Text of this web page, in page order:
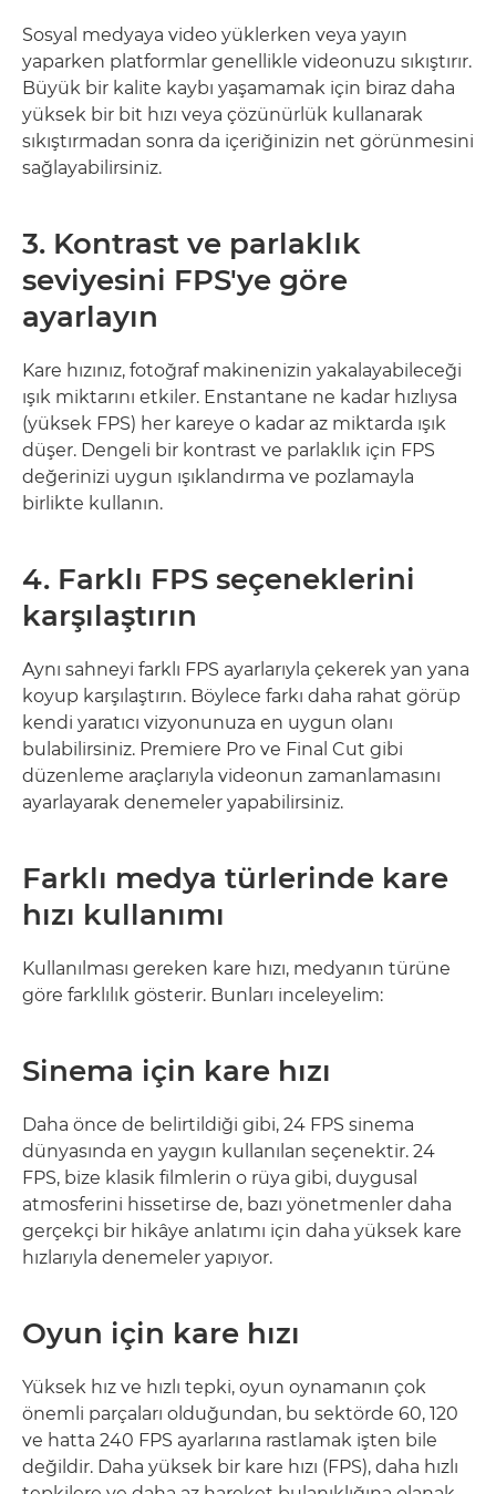
Sosyal medyaya video yüklerken veya yayın
yaparken platformlar genellikle videonuzu sıkıştırır.
Büyük bir kalite kaybı yaşamamak için biraz daha
yüksek bir bit hızı veya çözünürlük kullanarak
sıkıştırmadan sonra da içeriğinizin net görünmesini
sağlayabilirsiniz.
3. Kontrast ve parlaklık
seviyesini FPS'ye göre
ayarlayın
Kare hızınız, fotoğraf makinenizin yakalayabileceği
ışık miktarını etkiler. Enstantane ne kadar hızlıysa
(yüksek FPS) her kareye o kadar az miktarda ışık
düşer. Dengeli bir kontrast ve parlaklık için FPS
değerinizi uygun ışıklandırma ve pozlamayla
birlikte kullanın.
4. Farklı FPS seçeneklerini
karşılaştırın
Aynı sahneyi farklı FPS ayarlarıyla çekerek yan yana
koyup karşılaştırın. Böylece farkı daha rahat görüp
kendi yaratıcı vizyonunuza en uygun olanı
bulabilirsiniz. Premiere Pro ve Final Cut gibi
düzenleme araçlarıyla videonun zamanlamasını
ayarlayarak denemeler yapabilirsiniz.
Farklı medya türlerinde kare
hızı kullanımı
Kullanılması gereken kare hızı, medyanın türüne
göre farklılık gösterir. Bunları inceleyelim:
Sinema için kare hızı
Daha önce de belirtildiği gibi, 24 FPS sinema
dünyasında en yaygın kullanılan seçenektir. 24
FPS, bize klasik filmlerin o rüya gibi, duygusal
atmosferini hissetirse de, bazı yönetmenler daha
gerçekçi bir hikâye anlatımı için daha yüksek kare
hızlarıyla denemeler yapıyor.
Oyun için kare hızı
Yüksek hız ve hızlı tepki, oyun oynamanın çok
önemli parçaları olduğundan, bu sektörde 60, 120
ve hatta 240 FPS ayarlarına rastlamak işten bile
değildir. Daha yüksek bir kare hızı (FPS), daha hızlı